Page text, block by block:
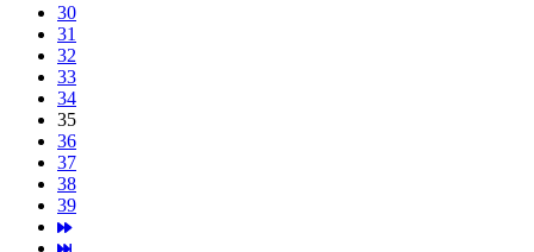
30
31
32
33
34
35
36
37
38
39